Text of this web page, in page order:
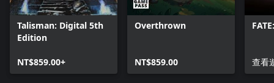
Talisman: Digital 5th
Edition
NT$859.00+
Overthrown
NT$859.00 查看